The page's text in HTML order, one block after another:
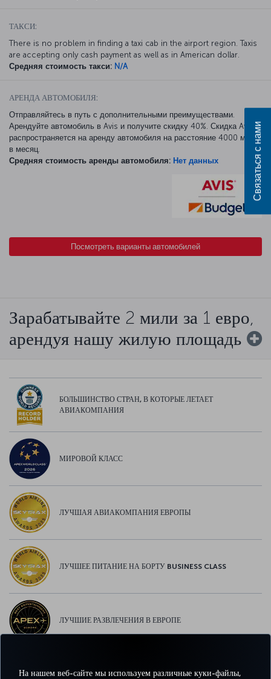
На нашем веб-сайте мы используем различные куки-файлы,
ТАКСИ:
There is no problem in finding a taxi cab in the airport region. Taxis
are accepting only cash payment as well as in American dollar.
Средняя стоимость такси: N/A
АРЕНДА АВТОМОБИЛЯ:
Отправляйтесь в путь с дополнительными преимуществами.
Арендуйте автомобиль в Avis и получите скидку 40%. Скидка Avis
распространяется на аренду автомобиля на расстояние 4000 миль
в месяц.
Средняя стоимость аренды автомобиля: Нет данных
Посмотреть варианты автомобилей
Зарабатывайте 2 мили за 1 евро,
арендуя нашу жилую площадь
БОЛЬШИНСТВО СТРАН, В КОТОРЫЕ ЛЕТАЕТ
АВИАКОМПАНИЯ
МИРОВОЙ КЛАСС
ЛУЧШАЯ АВИАКОМПАНИЯ ЕВРОПЫ
ЛУЧШЕЕ ПИТАНИЕ НА БОРТУ BUSINESS CLASS
ЛУЧШИЕ РАЗВЛЕЧЕНИЯ В ЕВРОПЕ
ЛУЧШИЙ WI-FI В ЕВРОПЕ
Связаться с нами